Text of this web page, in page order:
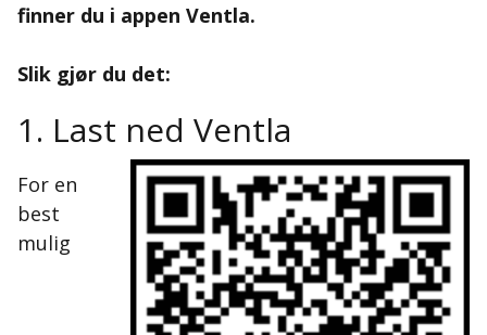
finner du i appen Ventla.
Slik gjør du det:
1. Last ned Ventla
For en
best
mulig